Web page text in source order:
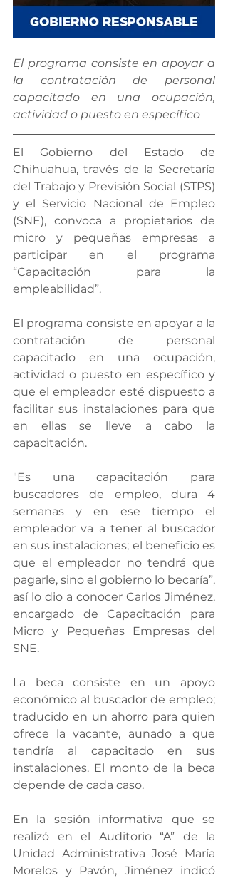
El programa consiste en apoyar a
la contratación de personal
capacitado en una ocupación,
actividad o puesto en específico
El Gobierno del Estado de
Chihuahua, través de la Secretaría
del Trabajo y Previsión Social (STPS)
y el Servicio Nacional de Empleo
(SNE), convoca a propietarios de
micro y pequeñas empresas a
participar en el programa
“Capacitación para la
empleabilidad”.
El programa consiste en apoyar a la
contratación de personal
capacitado en una ocupación,
actividad o puesto en específico y
que el empleador esté dispuesto a
facilitar sus instalaciones para que
en ellas se lleve a cabo la
capacitación.
"Es una capacitación para
buscadores de empleo, dura 4
semanas y en ese tiempo el
empleador va a tener al buscador
en sus instalaciones; el beneficio es
que el empleador no tendrá que
pagarle, sino el gobierno lo becaría”,
así lo dio a conocer Carlos Jiménez,
encargado de Capacitación para
Micro y Pequeñas Empresas del
SNE.
La beca consiste en un apoyo
económico al buscador de empleo;
traducido en un ahorro para quien
ofrece la vacante, aunado a que
tendría al capacitado en sus
instalaciones. El monto de la beca
depende de cada caso.
En la sesión informativa que se
realizó en el Auditorio “A” de la
Unidad Administrativa José María
Morelos y Pavón, Jiménez indicó